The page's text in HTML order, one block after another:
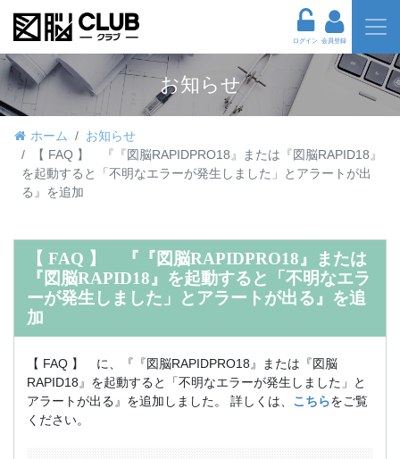
ログイン 会員登録
お知らせ
ホーム
お知らせ
【 FAQ 】 『『図脳RAPIDPRO18』または『図脳RAPID18』
を起動すると「不明なエラーが発生しました」とアラートが出
る』を追加
【 FAQ 】 『『図脳RAPIDPRO18』または
『図脳RAPID18』を起動すると「不明なエラ
ーが発生しました」とアラートが出る』を追
加
【 FAQ 】 に、『『図脳RAPIDPRO18』または『図脳
RAPID18』を起動すると「不明なエラーが発生しました」と
アラートが出る』を追加しました。 詳しくは、 こちらをご覧
ください。